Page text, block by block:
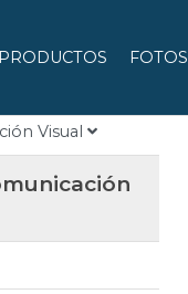
PRODUCTOS FOTOS
Visual